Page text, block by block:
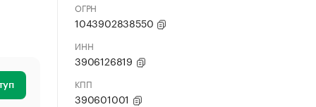
ОГРН
1043902838550
ИНН
3906126819
КПП
390601001